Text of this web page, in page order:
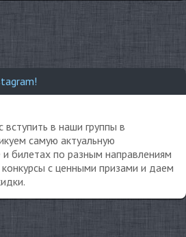
вступить в наши группы в
самую актуальную
билетах по разным направлениям
с ценными призами и даем